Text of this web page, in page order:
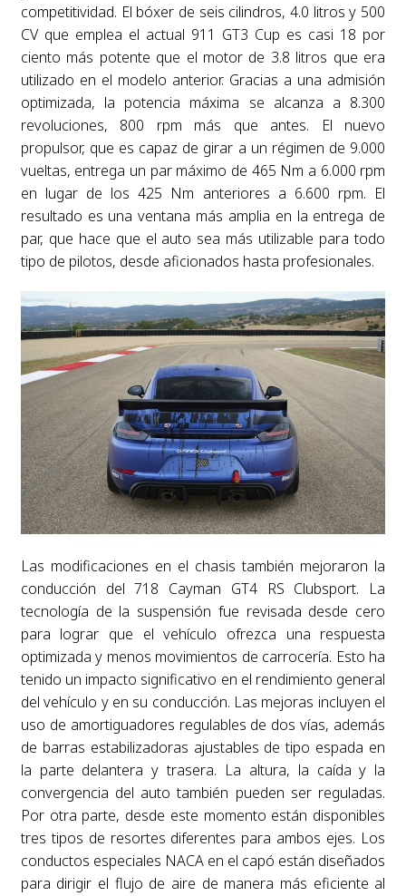
competitividad. El bóxer de seis cilindros, 4.0 litros y 500
CV que emplea el actual 911 GT3 Cup es casi 18 por
ciento más potente que el motor de 3.8 litros que era
utilizado en el modelo anterior. Gracias a una admisión
optimizada, la potencia máxima se alcanza a 8.300
revoluciones, 800 rpm más que antes. El nuevo
propulsor, que es capaz de girar a un régimen de 9.000
vueltas, entrega un par máximo de 465 Nm a 6.000 rpm
en lugar de los 425 Nm anteriores a 6.600 rpm. El
resultado es una ventana más amplia en la entrega de
par, que hace que el auto sea más utilizable para todo
tipo de pilotos, desde aficionados hasta profesionales.
Las modificaciones en el chasis también mejoraron la
conducción del 718 Cayman GT4 RS Clubsport. La
tecnología de la suspensión fue revisada desde cero
para lograr que el vehículo ofrezca una respuesta
optimizada y menos movimientos de carrocería. Esto ha
tenido un impacto significativo en el rendimiento general
del vehículo y en su conducción. Las mejoras incluyen el
uso de amortiguadores regulables de dos vías, además
de barras estabilizadoras ajustables de tipo espada en
la parte delantera y trasera. La altura, la caída y la
convergencia del auto también pueden ser reguladas.
Por otra parte, desde este momento están disponibles
tres tipos de resortes diferentes para ambos ejes. Los
conductos especiales NACA en el capó están diseñados
para dirigir el flujo de aire de manera más eficiente al